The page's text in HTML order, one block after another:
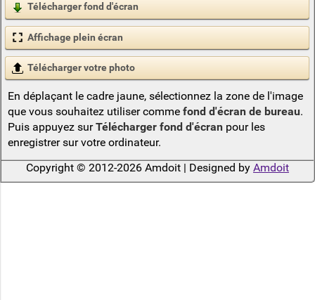
Télécharger fond d'écran
Affichage plein écran
Télécharger votre photo
En déplaçant le cadre jaune, sélectionnez la zone de l'image
que vous souhaitez utiliser comme fond d'écran de bureau.
Puis appuyez surTélécharger fond d'écranpour les
enregistrer sur votre ordinateur.
Copyright © 2012-2026 Amdoit | Designed by Amdoit